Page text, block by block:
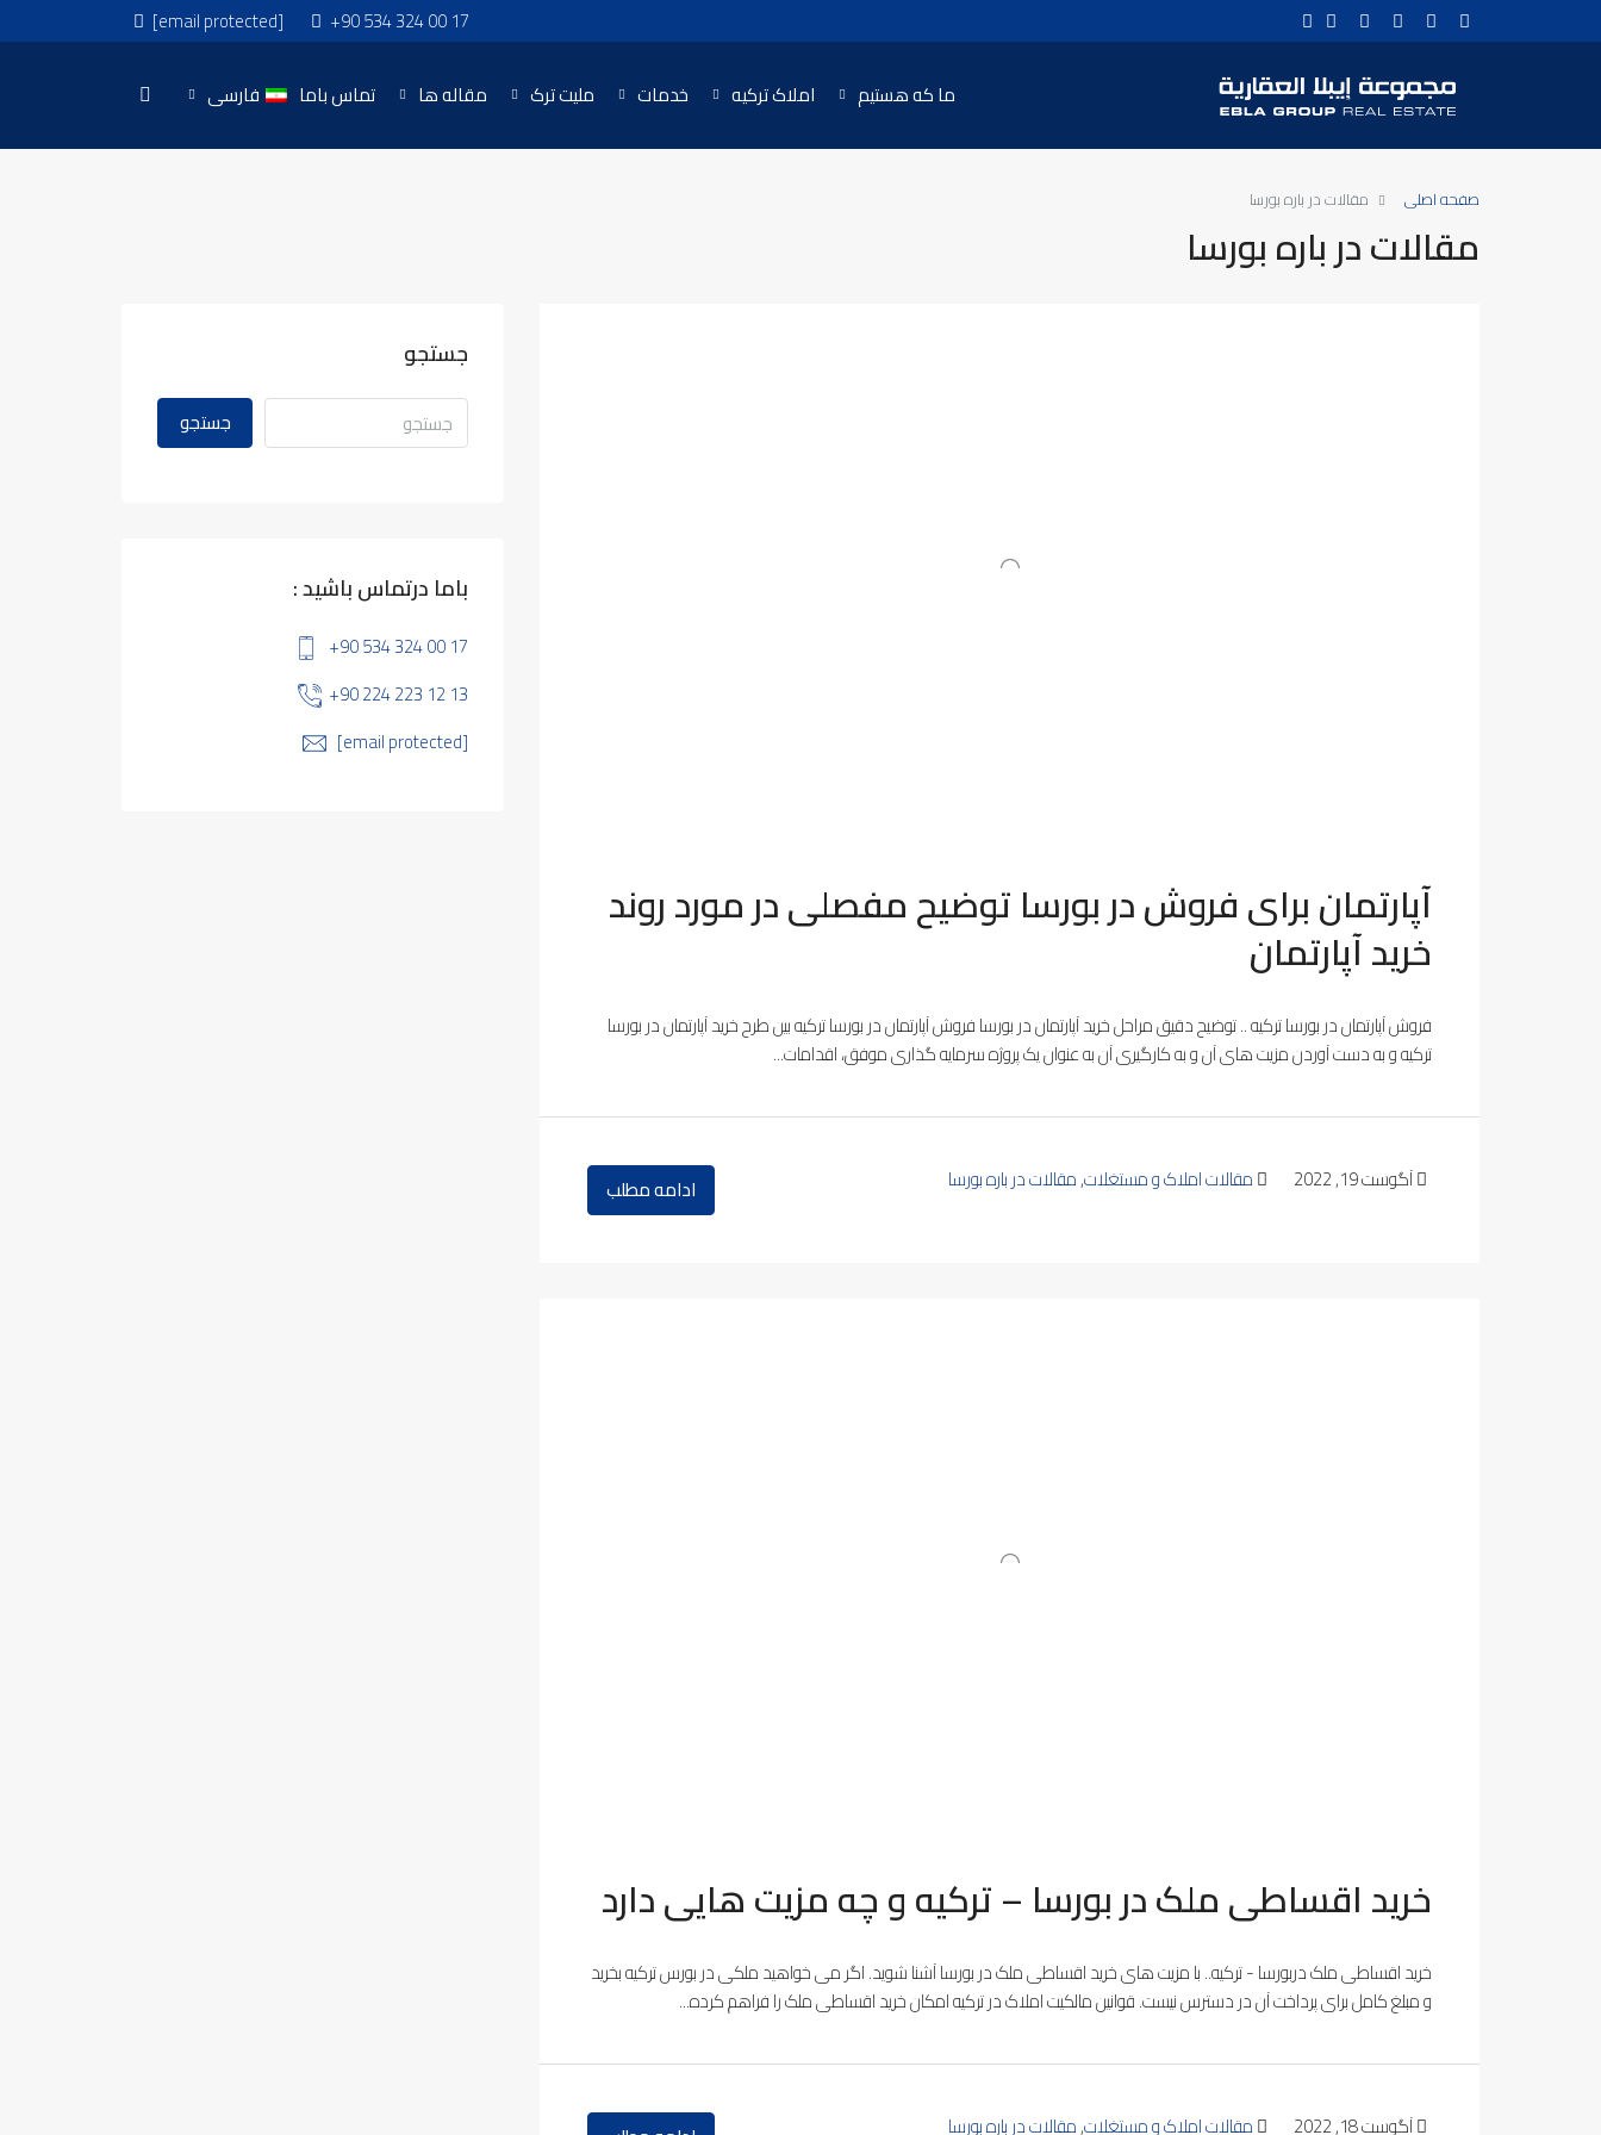
+90 534 324 00 17
[email protected]
ما که هستیم املاک ترکیه خدمات ملیت ترک مقاله ها تماس باما فارسی
صفحه اصلی مقالات در باره بورسا
مقالات در باره بورسا
آپارتمان برای فروش در بورسا توضیح مفصلی در مورد روند
خرید آپارتمان
فروش آپارتمان در بورسا ترکیه .. توضیح دقیق مراحل خرید آپارتمان در بورسا فروش آپارتمان در بورسا ترکیه بین طرح خرید آپارتمان در بورسا
ترکیه و به دست آوردن مزیت های آن و به کارگیری آن به عنوان یک پروژه سرمایه گذاری موفق، اقدامات...
آگوست 19, 2022 مقالات املاک و مستغلات,مقالات در باره بورسا ادامه مطلب
خرید اقساطی ملک در بورسا – ترکیه و چه مزیت هایی دارد
خرید اقساطی ملک دربورسا - ترکیه.. با مزیت های خرید اقساطی ملک در بورسا آشنا شوید. اگر می خواهید ملکی در بورس ترکیه بخرید
و مبلغ کامل برای پرداخت آن در دسترس نیست. قوانین مالکیت املاک در ترکیه امکان خرید اقساطی ملک را فراهم کرده...
آگوست 18, 2022 مقالات املاک و مستغلات,مقالات در باره بورسا
جستجو
جستجو
باما درتماس باشید :
+90 534 324 00 17
+90 224 223 12 13
[email protected]